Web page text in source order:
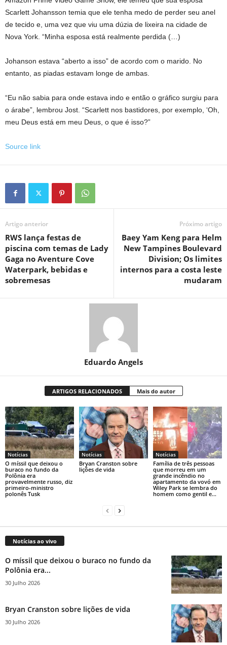
Scarlett Johansson temia que ele tenha medo de perder seu anel
de tecido e, uma vez que viu uma dúzia de lixeira na cidade de
Nova York. “Minha esposa está realmente perdida (…)
Johanson estava “aberto a isso” de acordo com o marido. No
entanto, as piadas estavam longe de ambas.
“Eu não sabia para onde estava indo e então o gráfico surgiu para
o árabe”, lembrou Jost. “Scarlett nos bastidores, por exemplo, ‘Oh,
meu Deus está em meu Deus, o que é isso?”
Source link
Artigo anterior
RWS lança festas de
piscina com temas de Lady
Gaga no Aventure Cove
Waterpark, bebidas e
sobremesas
Próximo artigo
Baey Yam Keng para Helm
New Tampines Boulevard
Division; Os limites
internos para a costa leste
mudaram
Eduardo Angels
ARTIGOS RELACIONADOS Mais do autor
Notícias
O míssil que deixou o
buraco no fundo da
Polônia era
provavelmente russo, diz
primeiro-ministro
polonês Tusk
Notícias
Bryan Cranston sobre
lições de vida
Notícias
Família de três pessoas
que morreu em um
grande incêndio no
apartamento da vovó em
Wiley Park se lembra do
homem como gentil e...
Notícias ao vivo
O míssil que deixou o buraco no fundo da
Polônia era...
30 Julho 2026
Bryan Cranston sobre lições de vida
30 Julho 2026